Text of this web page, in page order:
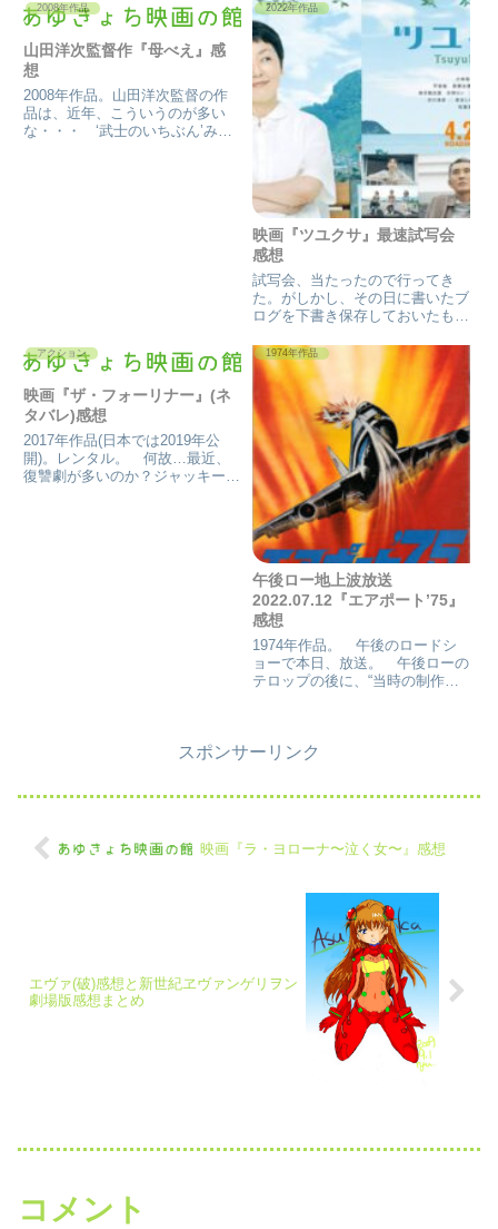
れて森に戻ってきたロビンだった
が、そこで目にしたのは…。血に
飢えて野生化してしまったプーと
ピグレットの異様な姿だった。
2008年作品
山田洋次監督作『母べえ』感
想
2008年作品。山田洋次監督の作
品は、近年、こういうのが多い
な・・・ ‘武士のいちぶん’みた
2022年作品
映画『ツユクサ』最速試写会
感想
試写会、当たったので行ってき
た。がしかし、その日に書いたブ
ログを下書き保存しておいたもの
なった。 前URL…前ドメインを
見れるようにも、今のドメインに
戻す時に頼んだ元エンジニアのか
たにしてもらったのだが。見れ...
アクション
映画『ザ・フォーリナー』(ネ
タバレ)感想
2017年作品(日本では2019年公
開)。レンタル。 何故…最近、
復讐劇が多いのか？ジャッキーチ
1974年作品
午後ロー地上波放送
2022.07.12『エアポート’75』
感想
1974年作品。 午後のロードシ
ョーで本日、放送。 午後ローの
テロップの後に、“当時の制作は
に出ます。 冒頭は、まぁ恋愛も
スポンサーリンク
映画『ラ・ヨローナ〜泣く女〜』感想
エヴァ(破)感想と新世紀ヱヴァンゲリヲン
劇場版感想まとめ
コメント